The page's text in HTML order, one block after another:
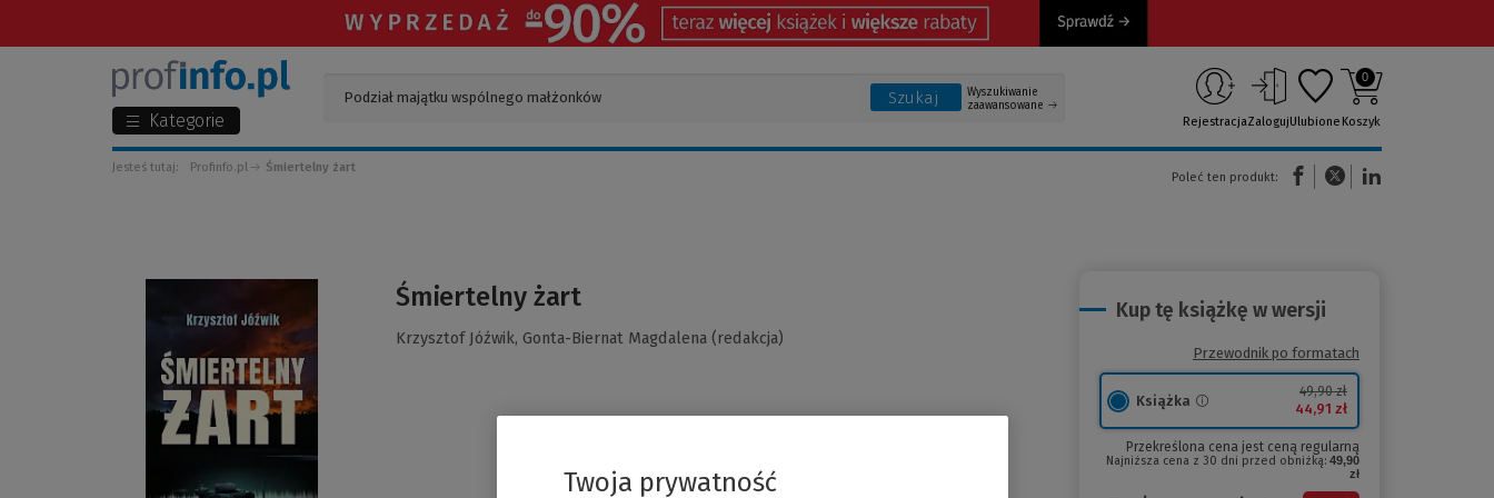
Kategorie
Szukaj
Wyszukiwanie
zaawansowane
RejestracjaZalogujUlubione
0
Koszyk
Jesteś tutaj: Profinfo.pl Śmiertelny żart
Poleć ten produkt:
(Nowe okno)(Link do innej strony)
strony)
Śmiertelny żart
Krzysztof Jóźwik, Gonta-Biernat Magdalena (redakcja)
Kup tę książkę w wersji
Przewodnik po formatach
Książka
49,90 zł
44,91 zł
Przekreślona cena jest ceną regularną
Najniższa cena z 30 dni przed obniżką: 49,90
zł
Twoja prywatność